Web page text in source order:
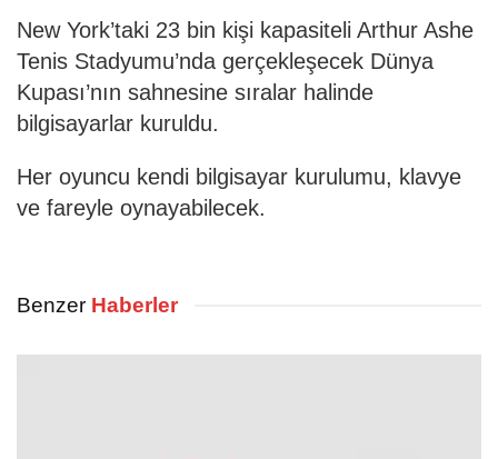
New York’taki 23 bin kişi kapasiteli Arthur Ashe
Tenis Stadyumu’nda gerçekleşecek Dünya
Kupası’nın sahnesine sıralar halinde
bilgisayarlar kuruldu.
Her oyuncu kendi bilgisayar kurulumu, klavye
ve fareyle oynayabilecek.
Benzer Haberler